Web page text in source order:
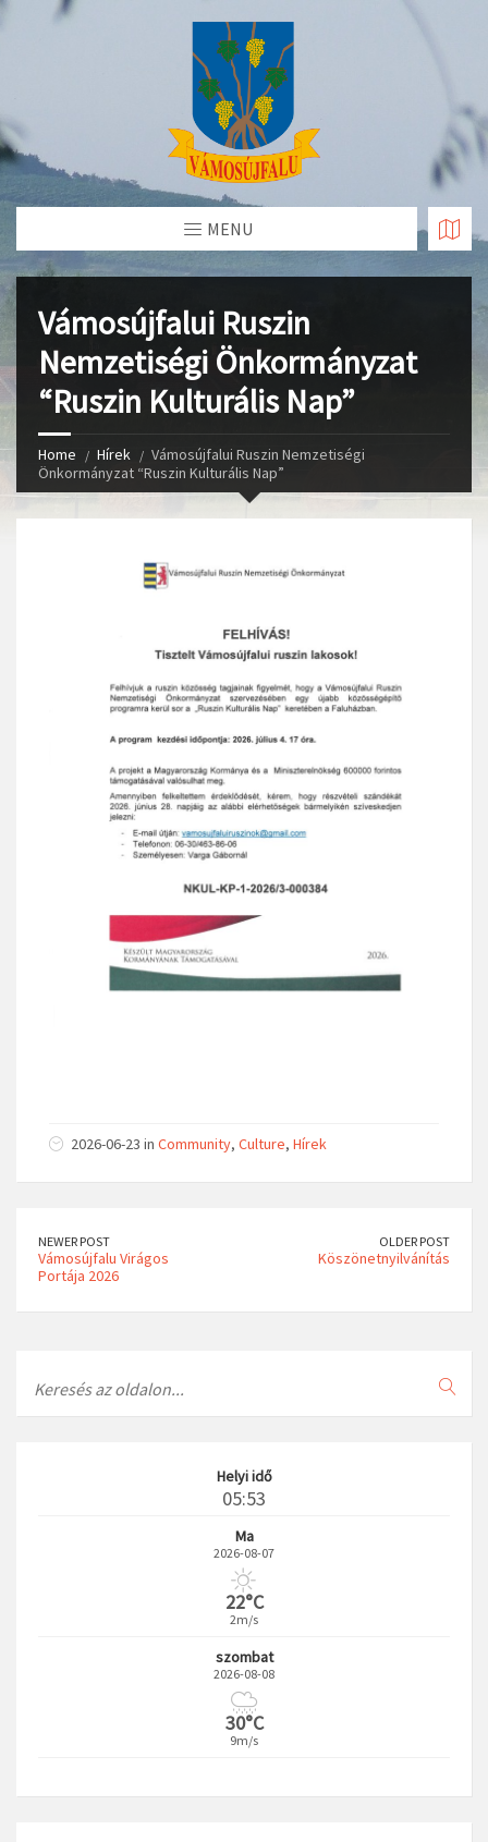
Skip
MENU
Vámosújfalui Ruszin
Nemzetiségi Önkormányzat
“Ruszin Kulturális Nap”
Home Hírek
Vámosújfalui Ruszin Nemzetiségi
Önkormányzat “Ruszin Kulturális Nap”
2026-06-23 in Community, Culture, Hírek
NEWER POST
Vámosújfalu Virágos
Portája 2026
OLDER POST
Köszönetnyilvánítás
Helyi idő
05:53
Ma
2026-08-07
22°C
2m/s
szombat
2026-08-08
30°C
9m/s